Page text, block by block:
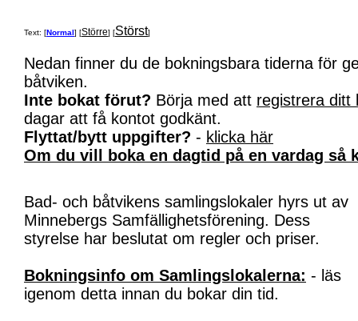
Text: [Normal] [Större] [Störst]
Nedan finner du de bokningsbara tiderna för
båtviken.
Inte bokat förut? Börja med att registrera ditt
dagar att få kontot godkänt.
Flyttat/bytt uppgifter? - klicka här
Om du vill boka en dagtid på en vardag så
Bad- och båtvikens samlingslokaler hyrs ut av
Minnebergs Samfällighetsförening. Dess
styrelse har beslutat om regler och priser.
Bokningsinfo om Samlingslokalerna: - läs
igenom detta innan du bokar din tid.